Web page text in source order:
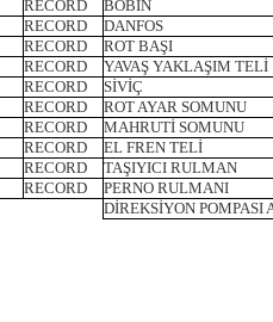
RECORD
BOBİN
RECORD
DANFOS
RECORD
ROT BAŞI
RECORD
YAVAŞ YAKLAŞIM TELİ
RECORD
SİVİÇ
RECORD
ROT AYAR SOMUNU
RECORD
MAHRUTİ SOMUNU
RECORD
EL FREN TELİ
RECORD
TAŞIYICI RULMAN
RECORD
PERNO RULMANI
DİREKSİYON POMPASI